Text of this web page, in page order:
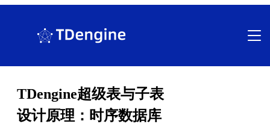
TDengine超级表与子表
设计原理：时序数据库